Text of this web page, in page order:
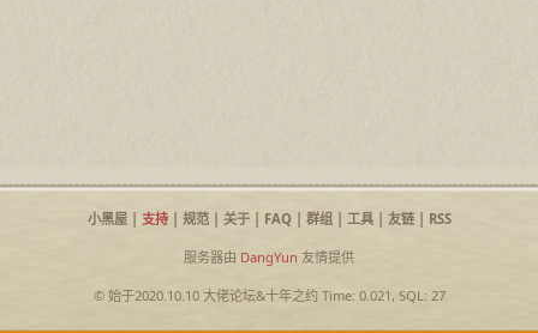
小黑屋| 支持| 规范| 关于| FAQ| 群组| 工具| 友链| RSS
服务器由 DangYun 友情提供
© 始于2020.10.10 大佬论坛&十年之约Time: 0.021, SQL: 27